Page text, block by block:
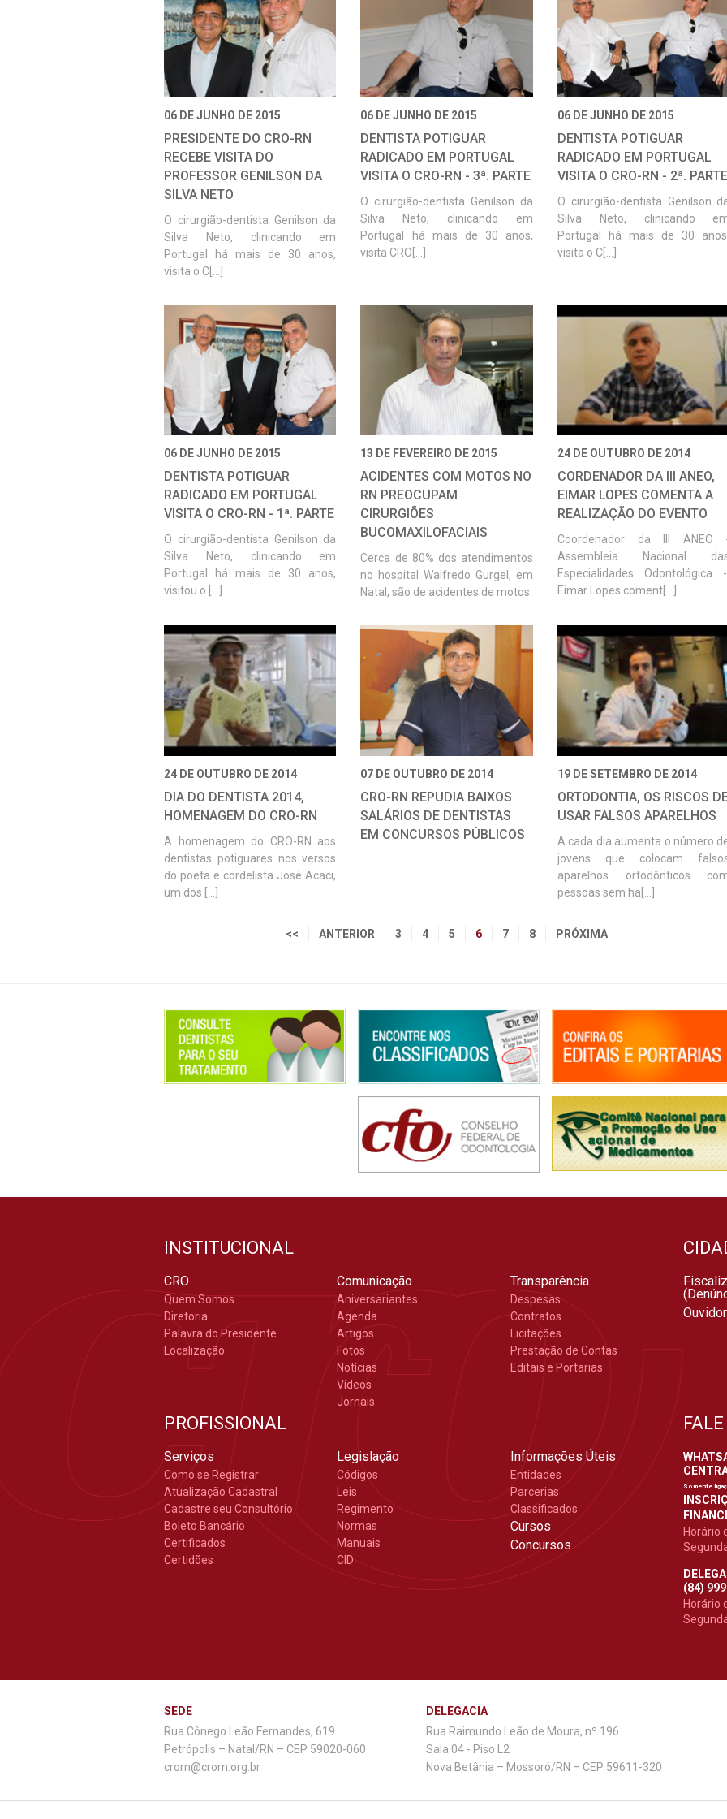
06 DE JUNHO DE 2015
PRESIDENTE DO CRO-RN
RECEBE VISITA DO
PROFESSOR GENILSON DA
SILVA NETO
O cirurgião-dentista Genilson da
Silva Neto, clinicando em
Portugal há mais de 30 anos,
visita o C[...]
06 DE JUNHO DE 2015
DENTISTA POTIGUAR
RADICADO EM PORTUGAL
VISITA O CRO-RN - 3ª. PARTE
O cirurgião-dentista Genilson da
Silva Neto, clinicando em
Portugal há mais de 30 anos,
visita CRO[...]
06 DE JUNHO DE 2015
DENTISTA POTIGUAR
RADICADO EM PORTUGAL
VISITA O CRO-RN - 2ª. PARTE
O cirurgião-dentista Genilson
Silva Neto, clinicando
Portugal há mais de 30
visita o C[...]
06 DE JUNHO DE 2015
DENTISTA POTIGUAR
RADICADO EM PORTUGAL
VISITA O CRO-RN - 1ª. PARTE
O cirurgião-dentista Genilson da
Silva Neto, clinicando em
Portugal há mais de 30 anos,
visitou o [...]
13 DE FEVEREIRO DE 2015
ACIDENTES COM MOTOS NO
RN PREOCUPAM
CIRURGIÕES
BUCOMAXILOFACIAIS
Cerca de 80% dos atendimentos
no hospital Walfredo Gurgel, em
Natal, são de acidentes de motos.
24 DE OUTUBRO DE 2014
CORDENADOR DA III ANEO,
EIMAR LOPES COMENTA A
REALIZAÇÃO DO EVENTO
Coordenador da III ANEO
Assembleia Nacional
Especialidades Odontológica
Eimar Lopes coment[...]
24 DE OUTUBRO DE 2014
DIA DO DENTISTA 2014,
HOMENAGEM DO CRO-RN
A homenagem do CRO-RN aos
dentistas potiguares nos versos
do poeta e cordelista José Acaci,
um dos [...]
07 DE OUTUBRO DE 2014
CRO-RN REPUDIA BAIXOS
SALÁRIOS DE DENTISTAS
EM CONCURSOS PÚBLICOS
19 DE SETEMBRO DE 2014
ORTODONTIA, OS RISCOS
USAR FALSOS APARELHOS
A cada dia aumenta o número
jovens que colocam
aparelhos ortodônticos
pessoas sem ha[...]
<< ANTERIOR 3 4 5 6 7 8 PRÓXIMA
INSTITUCIONAL
CRO
Quem Somos
Diretoria
Palavra do Presidente
Localização
Comunicação
Aniversariantes
Agenda
Artigos
Fotos
Notícias
Vídeos
Jornais
Transparência
Despesas
Contratos
Licitações
Prestação de Contas
Editais e Portarias
PROFISSIONAL
Serviços
Como se Registrar
Atualização Cadastral
Cadastre seu Consultório
Boleto Bancário
Certificados
Certidões
Legislação
Códigos
Leis
Regimento
Normas
Manuais
CID
Informações Úteis
Entidades
Parcerias
Classificados
Cursos
Concursos
Somente
Horário
(84)
Horário
SEDE
Rua Cônego Leão Fernandes, 619
Petrópolis – Natal/RN – CEP 59020-060
crorn@crorn.org.br
DELEGACIA
Rua Raimundo Leão de Moura, nº 196.
Sala 04 - Piso L2
Nova Betânia – Mossoró/RN – CEP 59611-320